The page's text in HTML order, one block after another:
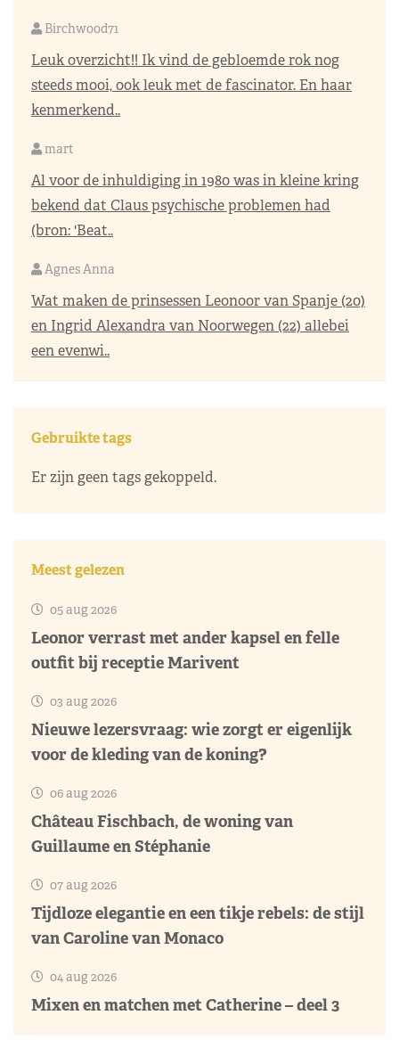
Birchwood71
Leuk overzicht!! Ik vind de gebloemde rok nog
steeds mooi, ook leuk met de fascinator. En haar
kenmerkend..
mart
Al voor de inhuldiging in 1980 was in kleine kring
bekend dat Claus psychische problemen had
(bron: 'Beat..
Agnes Anna
Wat maken de prinsessen Leonoor van Spanje (20)
en Ingrid Alexandra van Noorwegen (22) allebei
een evenwi..
Gebruikte tags
Er zijn geen tags gekoppeld.
Meest gelezen
05 aug 2026
Leonor verrast met ander kapsel en felle
outfit bij receptie Marivent
03 aug 2026
Nieuwe lezersvraag: wie zorgt er eigenlijk
voor de kleding van de koning?
06 aug 2026
Château Fischbach, de woning van
Guillaume en Stéphanie
07 aug 2026
Tijdloze elegantie en een tikje rebels: de stijl
van Caroline van Monaco
04 aug 2026
Mixen en matchen met Catherine – deel 3